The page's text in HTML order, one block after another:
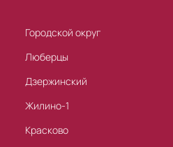
Городской округ
Люберцы
Дзержинский
Жилино-1
Красково